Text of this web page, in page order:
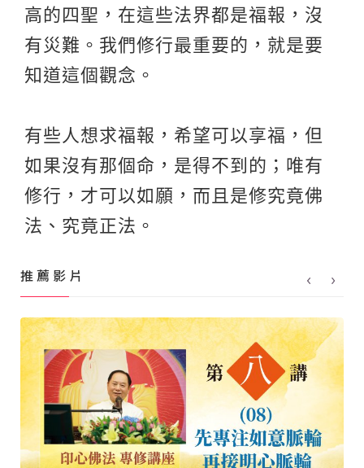
高的四聖，在這些法界都是福報，沒
有災難。我們修行最重要的，就是要
知道這個觀念。
有些人想求福報，希望可以享福，但
如果沒有那個命，是得不到的；唯有
修行，才可以如願，而且是修究竟佛
法、究竟正法。
推 薦 影 片